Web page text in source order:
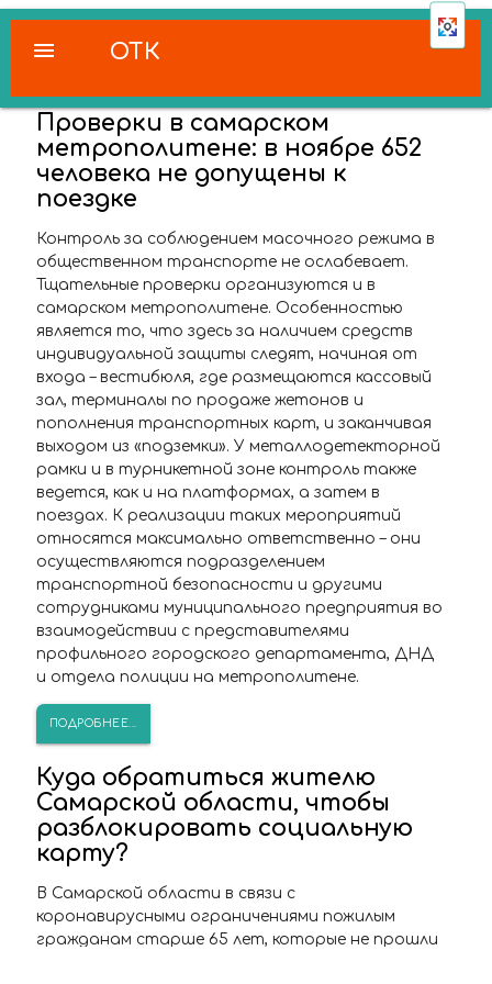
ОТК
menu
Проверки в самарском
метрополитене: в ноябре 652
человека не допущены к
поездке
Контроль за соблюдением масочного режима в
общественном транспорте не ослабевает.
Тщательные проверки организуются и в
самарском метрополитене. Особенностью
является то, что здесь за наличием средств
индивидуальной защиты следят, начиная от
входа – вестибюля, где размещаются кассовый
зал, терминалы по продаже жетонов и
пополнения транспортных карт, и заканчивая
выходом из «подземки». У металлодетекторной
рамки и в турникетной зоне контроль также
ведется, как и на платформах, а затем в
поездах. К реализации таких мероприятий
относятся максимально ответственно – они
осуществляются подразделением
транспортной безопасности и другими
сотрудниками муниципального предприятия во
взаимодействии с представителями
профильного городского департамента, ДНД
и отдела полиции на метрополитене.
ПОДРОБНЕЕ...
Куда обратиться жителю
Самарской области, чтобы
разблокировать социальную
карту?
В Самарской области в связи с
коронавирусными ограничениями пожилым
гражданам старше 65 лет, которые не прошли